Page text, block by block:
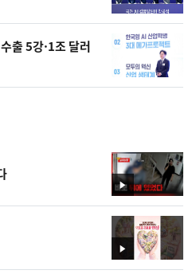
출 5강·1조 달러
영
상
영